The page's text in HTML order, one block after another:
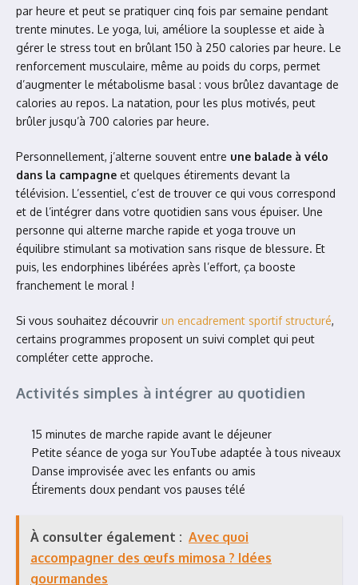
par heure et peut se pratiquer cinq fois par semaine pendant
trente minutes. Le yoga, lui, améliore la souplesse et aide à
gérer le stress tout en brûlant 150 à 250 calories par heure. Le
renforcement musculaire, même au poids du corps, permet
d’augmenter le métabolisme basal : vous brûlez davantage de
calories au repos. La natation, pour les plus motivés, peut
brûler jusqu’à 700 calories par heure.
Personnellement, j’alterne souvent entre une balade à vélo
dans la campagne et quelques étirements devant la
télévision. L’essentiel, c’est de trouver ce qui vous correspond
et de l’intégrer dans votre quotidien sans vous épuiser. Une
personne qui alterne marche rapide et yoga trouve un
équilibre stimulant sa motivation sans risque de blessure. Et
puis, les endorphines libérées après l’effort, ça booste
franchement le moral !
Si vous souhaitez découvrir un encadrement sportif structuré,
certains programmes proposent un suivi complet qui peut
compléter cette approche.
Activités simples à intégrer au quotidien
15 minutes de marche rapide avant le déjeuner
Petite séance de yoga sur YouTube adaptée à tous niveaux
Danse improvisée avec les enfants ou amis
Étirements doux pendant vos pauses télé
À consulter également : Avec quoi
accompagner des œufs mimosa ? Idées
gourmandes